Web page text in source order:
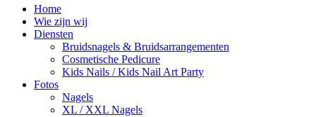
Home
Wie zijn wij
Diensten
Bruidsnagels & Bruidsarrangementen
Cosmetische Pedicure
Kids Nails / Kids Nail Art Party
Fotos
Nagels
XL / XXL Nagels